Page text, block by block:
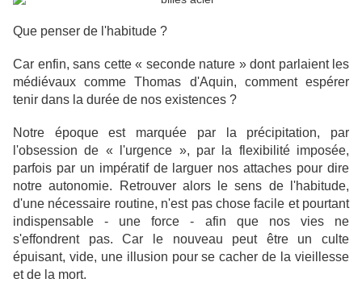
Que penser de l'habitude ?
Car enfin, sans cette « seconde nature » dont parlaient les
médiévaux comme Thomas d'Aquin, comment espérer
tenir dans la durée de nos existences ?
Notre époque est marquée par la précipitation, par
l'obsession de « l'urgence », par la flexibilité imposée,
parfois par un impératif de larguer nos attaches pour dire
notre autonomie. Retrouver alors le sens de l'habitude,
d'une nécessaire routine, n'est pas chose facile et pourtant
indispensable - une force - afin que nos vies ne
s'effondrent pas. Car le nouveau peut être un culte
épuisant, vide, une illusion pour se cacher de la vieillesse
et de la mort.